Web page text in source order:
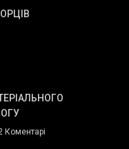
Коментарідо